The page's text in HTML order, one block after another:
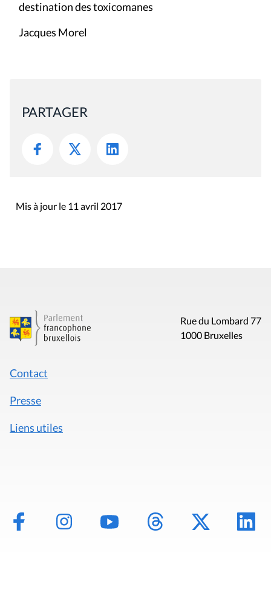
destination des toxicomanes
Jacques Morel
PARTAGER
Mis à jour le 11 avril 2017
Rue du Lombard 77
1000 Bruxelles
Contact
Presse
Liens utiles